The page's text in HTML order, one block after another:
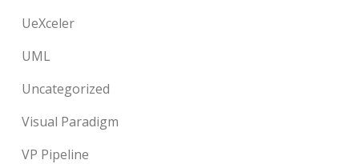
UeXceler
UML
Uncategorized
Visual Paradigm
VP Pipeline